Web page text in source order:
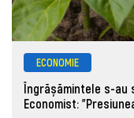
ECONOMIE
Îngrășămintele s-au
Economist: